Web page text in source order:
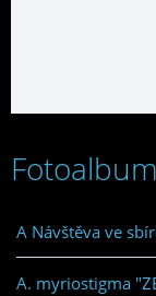
Fotoalbum
A Návštěva ve
A. myriostigma